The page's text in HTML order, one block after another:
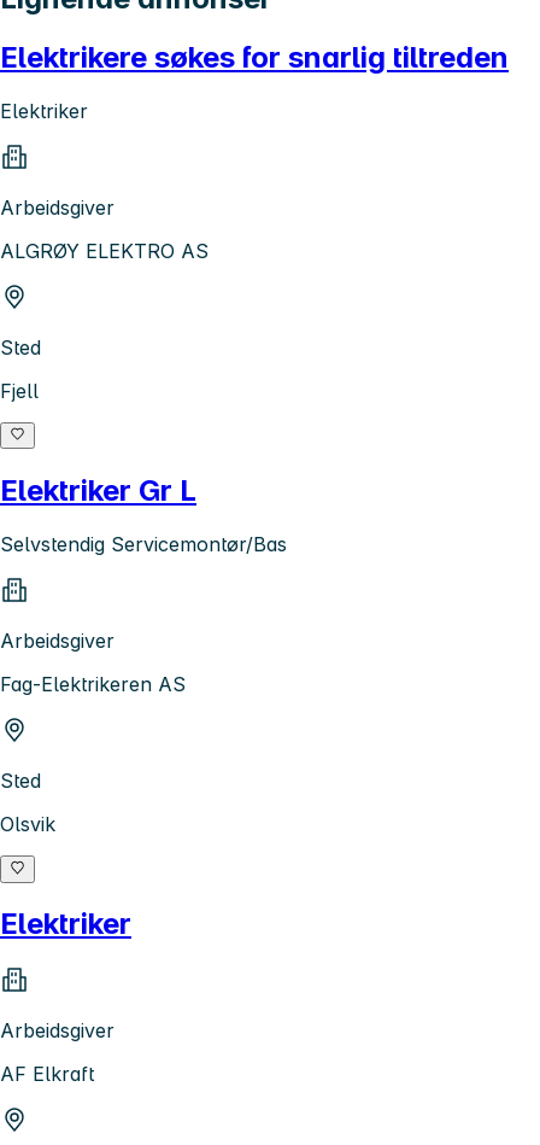
Elektrikere søkes for snarlig tiltreden
Elektriker
Arbeidsgiver
ALGRØY ELEKTRO AS
Sted
Fjell
Elektriker Gr L
Selvstendig Servicemontør/Bas
Arbeidsgiver
Fag-Elektrikeren AS
Sted
Olsvik
Elektriker
Arbeidsgiver
AF Elkraft